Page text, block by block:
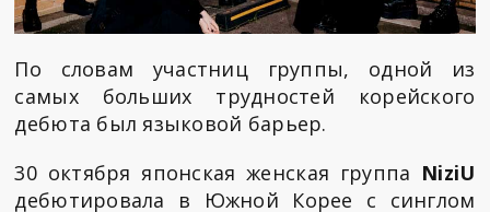
По словам участниц группы, одной из
самых больших трудностей корейского
дебюта был языковой барьер.
30 октября японская женская группа NiziU
дебютировала в Южной Корее с синглом